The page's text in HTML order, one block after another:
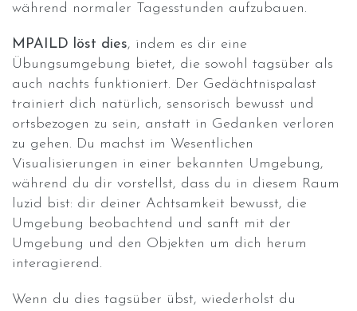
während normaler Tagesstunden aufzubauen.
MPAILD löst dies, indem es dir eine
Übungsumgebung bietet, die sowohl tagsüber als
auch nachts funktioniert. Der Gedächtnispalast
trainiert dich natürlich, sensorisch bewusst und
ortsbezogen zu sein, anstatt in Gedanken verloren
zu gehen. Du machst im Wesentlichen
Visualisierungen in einer bekannten Umgebung,
während du dir vorstellst, dass du in diesem Raum
luzid bist: dir deiner Achtsamkeit bewusst, die
Umgebung beobachtend und sanft mit der
Umgebung und den Objekten um dich herum
interagierend.
Wenn du dies tagsüber übst, wiederholst du